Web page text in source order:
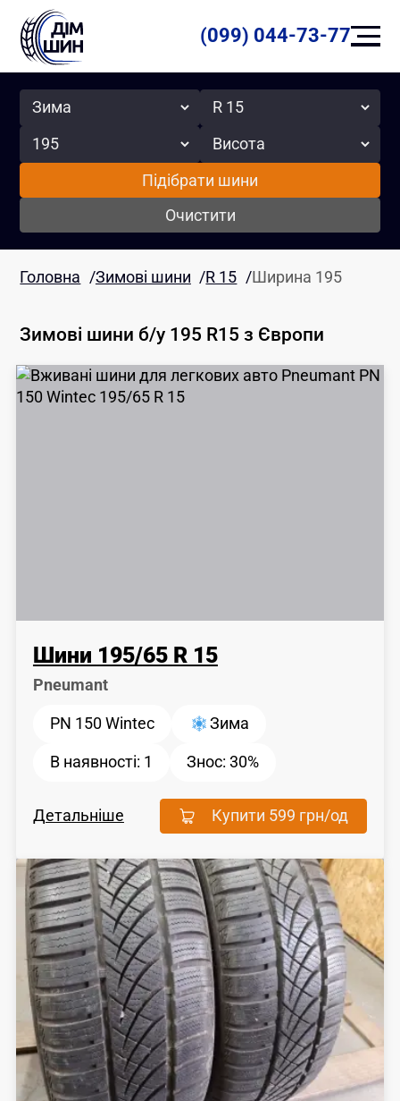
(099) 044-73-77
Сезон Радіус
Ширина Висота
Підібрати шини
Очистити
Головна /Зимові шини /R 15 /Ширина 195
Зимові шини б/у 195 R15 з Європи
Шини 195/65 R 15
Pneumant
PN 150 Wintec Зима
В наявності: 1 Знос:30%
Детальніше Купити 599 грн/од